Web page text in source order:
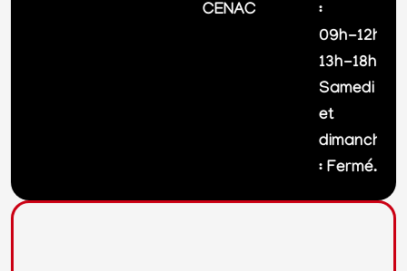
CENAC
:
09h-12h |
13h-18h
Samedi
et
dimanche
: Fermé.